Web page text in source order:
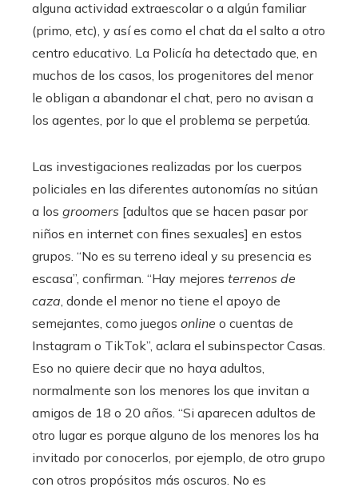
alguna actividad extraescolar o a algún familiar
(primo, etc), y así es como el chat da el salto a otro
centro educativo. La Policía ha detectado que, en
muchos de los casos, los progenitores del menor
le obligan a abandonar el chat, pero no avisan a
los agentes, por lo que el problema se perpetúa.
Las investigaciones realizadas por los cuerpos
policiales en las diferentes autonomías no sitúan
a los groomers [adultos que se hacen pasar por
niños en internet con fines sexuales] en estos
grupos. “No es su terreno ideal y su presencia es
escasa”, confirman. “Hay mejores terrenos de
caza , donde el menor no tiene el apoyo de
semejantes, como juegos online o cuentas de
Instagram o TikTok”, aclara el subinspector Casas.
Eso no quiere decir que no haya adultos,
normalmente son los menores los que invitan a
amigos de 18 o 20 años. “Si aparecen adultos de
otro lugar es porque alguno de los menores los ha
invitado por conocerlos, por ejemplo, de otro grupo
con otros propósitos más oscuros. No es